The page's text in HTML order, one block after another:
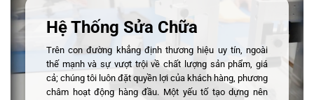
Hệ Thống Sửa Chữa
Trên con đường khẳng định thương hiệu uy tín, ngoài
thế mạnh và sự vượt trội về chất lượng sản phẩm, giá
cả; chúng tôi luôn đặt quyền lợi của khách hàng, phương
châm hoạt động hàng đầu. Một yếu tố tạo dựng nên